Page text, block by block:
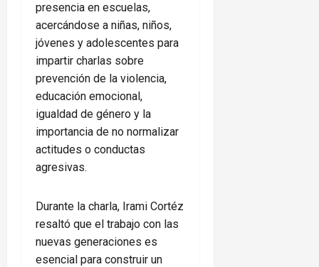
presencia en escuelas,
acercándose a niñas, niños,
jóvenes y adolescentes para
impartir charlas sobre
prevención de la violencia,
educación emocional,
igualdad de género y la
importancia de no normalizar
actitudes o conductas
agresivas.
Durante la charla, Irami Cortéz
resaltó que el trabajo con las
nuevas generaciones es
esencial para construir un